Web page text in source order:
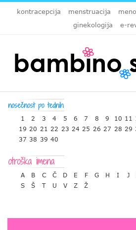
kontracepcija menstruacija
ginekologija
e-
1 2 3 4 5 6 7 8 9 10 11
19 20 21 22 23 24 25 26 27 28 29
37 38 39 40
A B C Č D E F G H I J
S
Š T U V Z Ž